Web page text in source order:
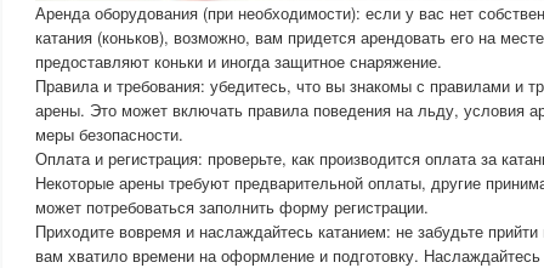
Аренда оборудования (при необходимости): если у вас нет
катания (коньков), возможно, вам придется арендовать его на
предоставляют коньки и иногда защитное снаряжение.
Правила и требования: убедитесь, что вы знакомы с правилами и
арены. Это может включать правила поведения на льду, условия
меры безопасности.
Оплата и регистрация: проверьте, как производится оплата за
Некоторые арены требуют предварительной оплаты, другие
может потребоваться заполнить форму регистрации.
Приходите вовремя и наслаждайтесь катанием: не забудьте
вам хватило времени на оформление и подготовку.